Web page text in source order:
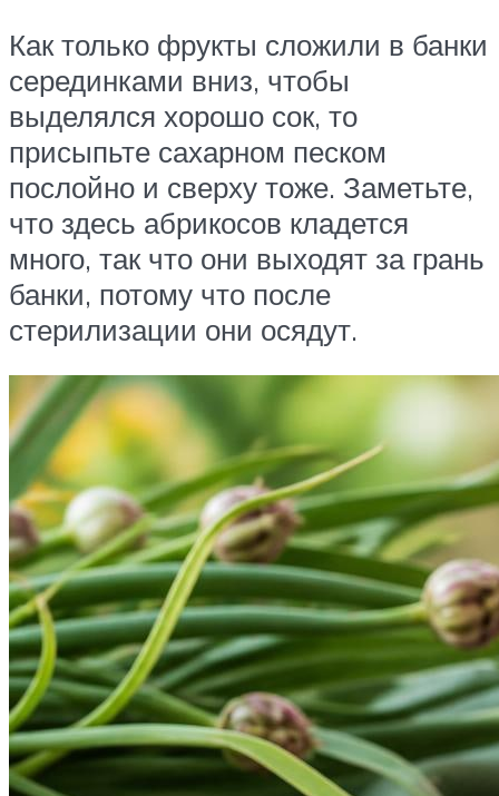
Как только фрукты сложили в банки
серединками вниз, чтобы
выделялся хорошо сок, то
присыпьте сахарном песком
послойно и сверху тоже. Заметьте,
что здесь абрикосов кладется
много, так что они выходят за грань
банки, потому что после
стерилизации они осядут.